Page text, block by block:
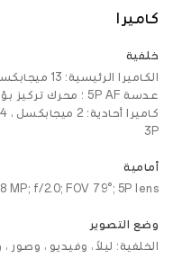
كاميرا
خلفية
عدسة 5P AF ؛ محرك تركيز بؤري مفتوح الحلقة
3P
أمامية
‎8 MP; f/2.0; FOV 79°; 5P lens‎
وضع التصوير